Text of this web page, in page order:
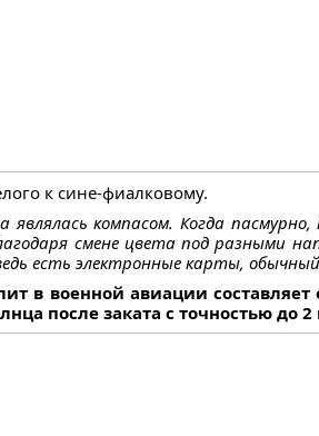
к сине-фиалковому.
являлась компасом. Когда
смене цвета под разными
есть электронные карты,
в военной авиации
после заката с точностью до 2